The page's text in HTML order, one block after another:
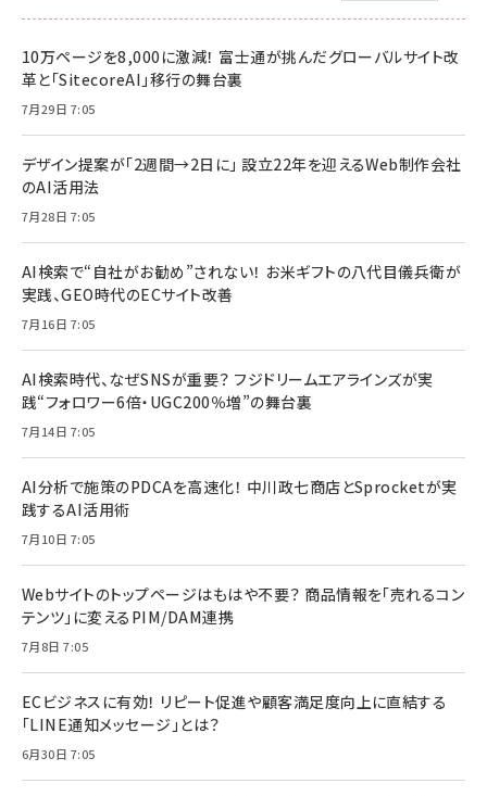
10万ページを8,000に激減！ 富士通が挑んだグローバルサイト改
革と「SitecoreAI」移行の舞台裏
7月29日 7:05
デザイン提案が「2週間→2日に」 設立22年を迎えるWeb制作会社
のAI活用法
7月28日 7:05
AI検索で“自社がお勧め”されない！ お米ギフトの八代目儀兵衛が
実践、GEO時代のECサイト改善
7月16日 7:05
AI検索時代、なぜSNSが重要？ フジドリームエアラインズが実
践“フォロワー6倍・UGC200％増”の舞台裏
7月14日 7:05
AI分析で施策のPDCAを高速化！ 中川政七商店とSprocketが実
践するAI活用術
7月10日 7:05
Webサイトのトップページはもはや不要？ 商品情報を「売れるコン
テンツ」に変えるPIM/DAM連携
7月8日 7:05
ECビジネスに有効！ リピート促進や顧客満足度向上に直結する
「LINE通知メッセージ」とは？
6月30日 7:05